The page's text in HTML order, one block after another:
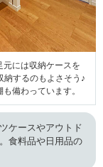
元には収納ケースを
納するのもよさそう♪
備わっています。
ケースやアウトド
食料品や日用品の